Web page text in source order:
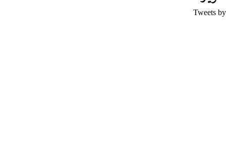
Tweets by